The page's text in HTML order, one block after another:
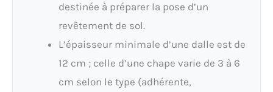
destinée à préparer la pose d’un
revêtement de sol.
L’épaisseur minimale d’une dalle est de
12 cm ; celle d’une chape varie de 3 à 6
cm selon le type (adhérente,